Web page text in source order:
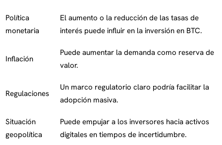
Política
monetaria
El aumento o la reducción de las tasas de
interés puede influir en la inversión en BTC.
Inflación
Puede aumentar la demanda como reserva de
valor.
Regulaciones
Un marco regulatorio claro podría facilitar la
adopción masiva.
Situación
geopolítica
Puede empujar a los inversores hacia activos
digitales en tiempos de incertidumbre.